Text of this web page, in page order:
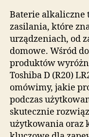
Baterie alkaliczne
zasilania, które
urządzeniach, od
domowe. Wśród
produktów
Toshiba D (R20)
omówimy, jakie
podczas
skutecznie
użytkowania oraz